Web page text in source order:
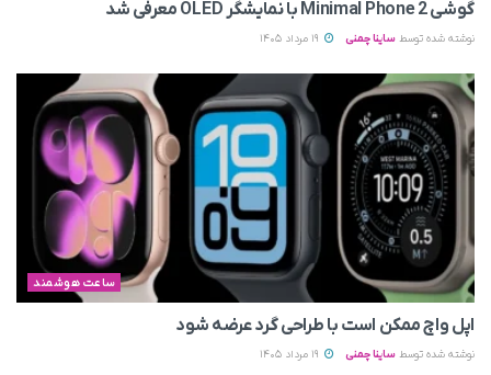
گوشی Minimal Phone 2 با نمایشگر OLED معرفی شد
نوشته شده توسط ساینا چمنی
ساعت هوشمند
اپل واچ ممکن است با طراحی گرد عرضه شود
نوشته شده توسط ساینا چمنی